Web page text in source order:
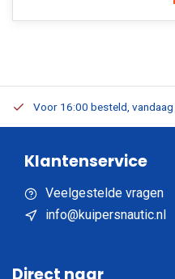
Voor 16:00 besteld,
Klantenservice
Veelgestelde vragen
info@kuipersnautic.nl
Direct naar